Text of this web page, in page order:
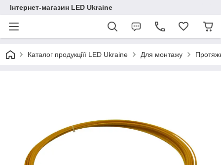
Інтернет-магазин LED Ukraine
Каталог продукціїї LED Ukraine Для монтажу